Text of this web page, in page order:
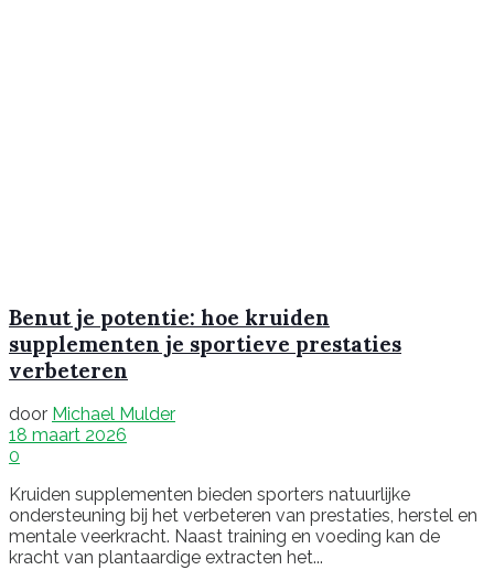
Benut je potentie: hoe kruiden
supplementen je sportieve prestaties
verbeteren
door Michael Mulder
18 maart 2026
0
Kruiden supplementen bieden sporters natuurlijke
ondersteuning bij het verbeteren van prestaties, herstel en
mentale veerkracht. Naast training en voeding kan de
kracht van plantaardige extracten het...